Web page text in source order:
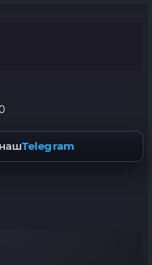
Telegram